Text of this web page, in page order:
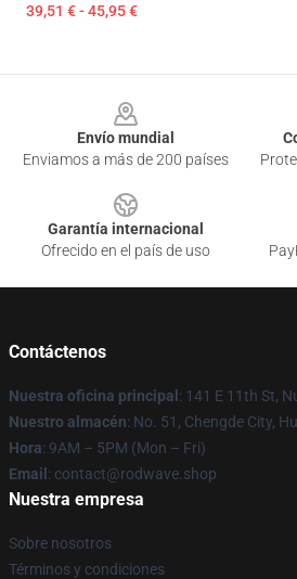
39,51 € - 45,95 €
Envío mundial
Enviamos a más de 200 países
Garantía internacional
Ofrecido en el país de uso
Contáctenos
Nuestra oficina principal : 141 E 11th St,
Nuestro almacén: No. 51, Chengde City,
Hora: 9AM – 5PM (Mon – Fri)
Email : contact@rodwave.shop
Nuestra empresa
Sobre nosotros
Términos y condiciones